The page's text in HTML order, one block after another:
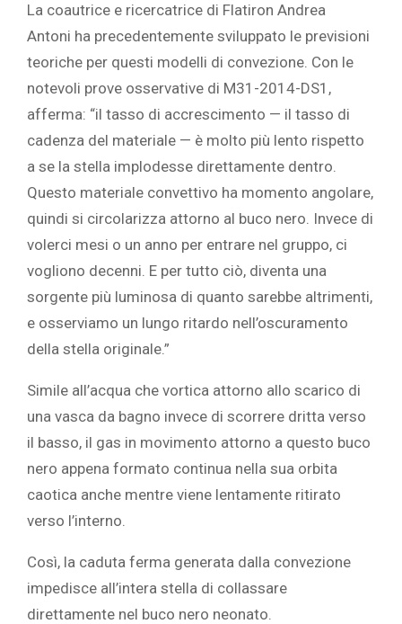
La coautrice e ricercatrice di Flatiron Andrea
Antoni ha precedentemente sviluppato le previsioni
teoriche per questi modelli di convezione. Con le
notevoli prove osservative di M31-2014-DS1,
afferma: “il tasso di accrescimento — il tasso di
cadenza del materiale — è molto più lento rispetto
a se la stella implodesse direttamente dentro.
Questo materiale convettivo ha momento angolare,
quindi si circolarizza attorno al buco nero. Invece di
volerci mesi o un anno per entrare nel gruppo, ci
vogliono decenni. E per tutto ciò, diventa una
sorgente più luminosa di quanto sarebbe altrimenti,
e osserviamo un lungo ritardo nell’oscuramento
della stella originale.”
Simile all’acqua che vortica attorno allo scarico di
una vasca da bagno invece di scorrere dritta verso
il basso, il gas in movimento attorno a questo buco
nero appena formato continua nella sua orbita
caotica anche mentre viene lentamente ritirato
verso l’interno.
Così, la caduta ferma generata dalla convezione
impedisce all’intera stella di collassare
direttamente nel buco nero neonato.